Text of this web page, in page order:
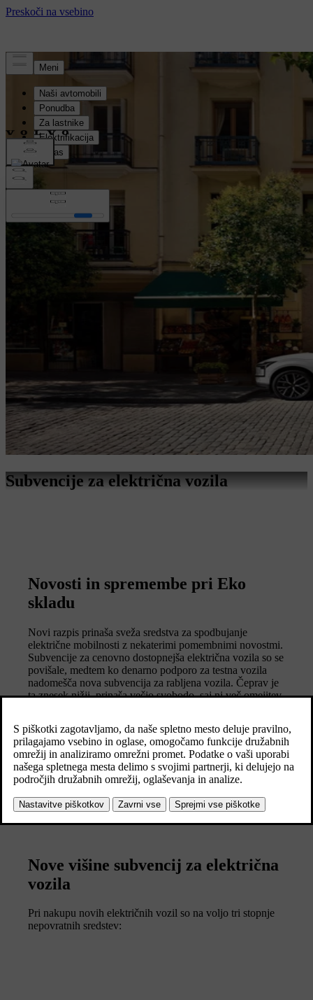
Subvencije za električna vozila
Novosti in spremembe pri Eko
skladu
Novi razpis prinaša sveža sredstva za spodbujanje
električne mobilnosti z nekaterimi pomembnimi novostmi.
Subvencije za cenovno dostopnejša električna vozila so se
povišale, medtem ko denarno podporo za testna vozila
nadomešča nova subvencija za rabljena vozila. Čeprav je
ta znesek nižji, prinaša večjo svobodo, saj ni več omejitev
na voljo ugodno kreditiranje za nakup električnih vozil in
priključnih hibridov.
Nove višine subvencij za električna
vozila
Pri nakupu novih električnih vozil so na voljo tri stopnje
nepovratnih sredstev: